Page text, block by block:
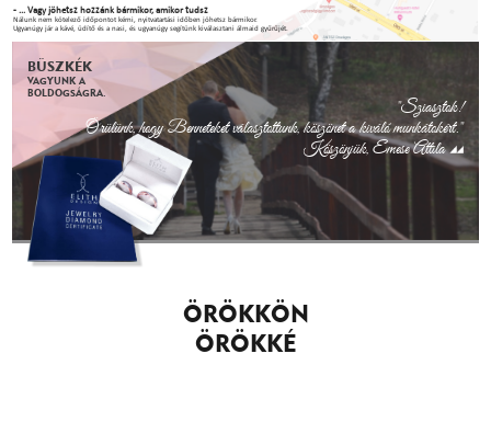
- ... Vagy jöhetsz hozzánk bármikor, amikor tudsz
Nálunk nem kötelező időpontot kérni, nyitvatartási időben jöhetsz bármikor.
Ugyanúgy jár a kávé, üdítő és a nasi, és ugyanúgy segítünk kiválasztani álmaid gyűrűjét.
BÜSZKÉK
VAGYUNK A
BOLDOGSÁGRA.
"Sziasztok!
Örülünk, hogy Benneteket választottunk, köszönet a kiváló munkátokért."
Köszönjük, Emese Attila
ÖRÖKKÖN
ÖRÖKKÉ